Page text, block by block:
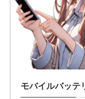
モバイルバッテ